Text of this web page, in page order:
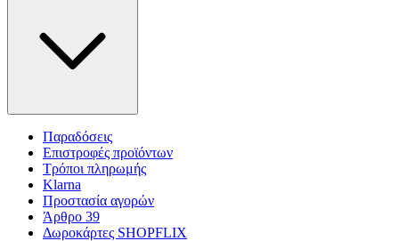
Παραδόσεις
Επιστροφές προϊόντων
Τρόποι πληρωμής
Klarna
Προστασία αγορών
Άρθρο 39
Δωροκάρτες SHOPFLIX